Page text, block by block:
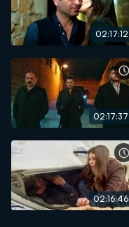
02:17:12
02:17:37
02:16:46